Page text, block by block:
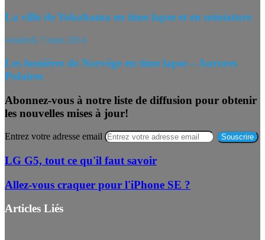
La ville de Yokohama en time lapse et en miniature
vendredi 7 mars 2014
Les lumières de Norvège en time lapse – Aurores
Polaires
Abonnez-vous à notre liste de diffusion pour obtenir
les nouvelles mises à jour!
Entrez votre adresse email
LG G5, tout ce qu'il faut savoir
Allez-vous craquer pour l'iPhone SE ?
Articles Liés